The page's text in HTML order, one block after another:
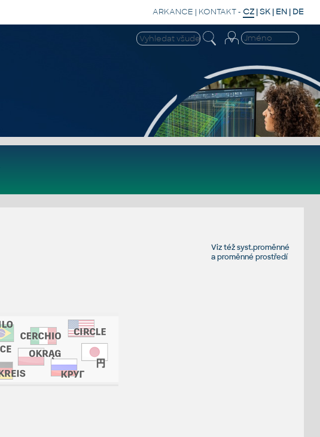
ARKANCE | KONTAKT- CZ |SK | EN | DE
Viz téžsyst.proměnné
aproměnné prostředí